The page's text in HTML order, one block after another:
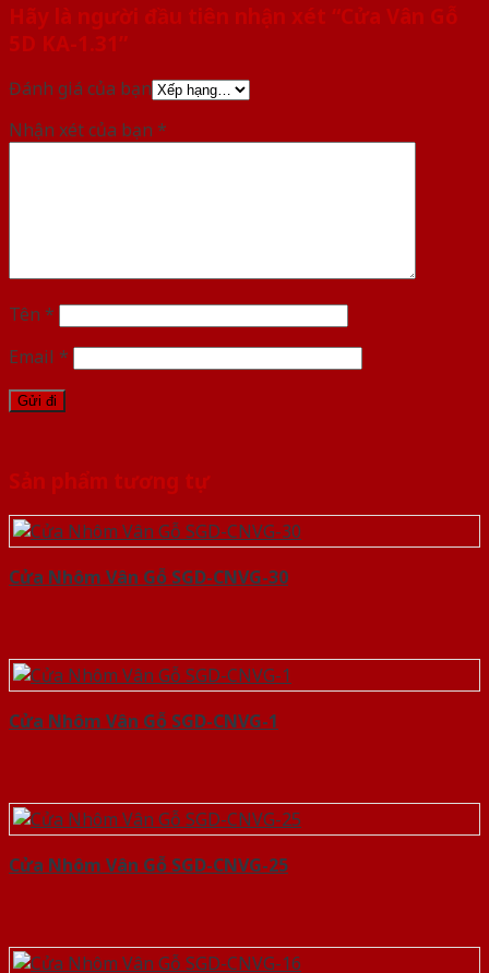
Hãy là người đầu tiên nhận xét “Cửa Vân Gỗ
5D KA-1.31”
Đánh giá của bạn
Nhận xét của bạn *
Tên *
Email *
Sản phẩm tương tự
Cửa Nhôm Vân Gỗ SGD-CNVG-30
Cửa Nhôm Vân Gỗ SGD-CNVG-1
Cửa Nhôm Vân Gỗ SGD-CNVG-25